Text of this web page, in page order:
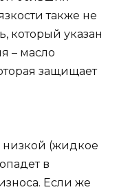
также не
который указан
– масло
защищает
низкой (жидкое
в
Если же